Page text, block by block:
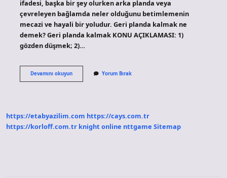
ifadesi, başka bir şey olurken arka planda veya
çevreleyen bağlamda neler olduğunu betimlemenin
mecazi ve hayali bir yoludur. Geri planda kalmak ne
demek? Geri planda kalmak KONU AÇIKLAMASI: 1)
gözden düşmek; 2)…
Devamını okuyunArka
Planda
Yorum Bırak
https://etabyazilim.com https://cays.com.tr
https://korloff.com.tr knight online nttgame Sitemap